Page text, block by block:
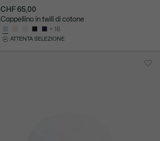
CHF 65,00
Cappellino in twill di cotone
+ 16
ATTENTA SELEZIONE